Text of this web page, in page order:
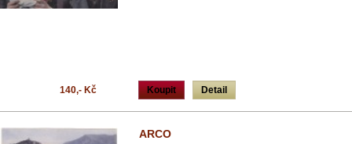
Koupit Detail
140,- Kč
ARCO